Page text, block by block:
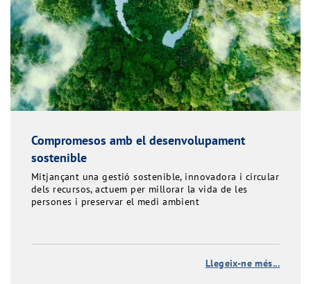
Compromesos amb el desenvolupament
sostenible
Mitjançant una gestió sostenible, innovadora i circular
dels recursos, actuem per millorar la vida de les
persones i preservar el medi ambient
Llegeix-ne més...